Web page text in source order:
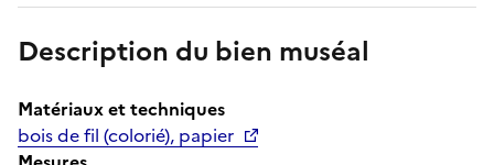
Description du bien muséal
Matériaux et techniques
bois de fil (colorié), papier